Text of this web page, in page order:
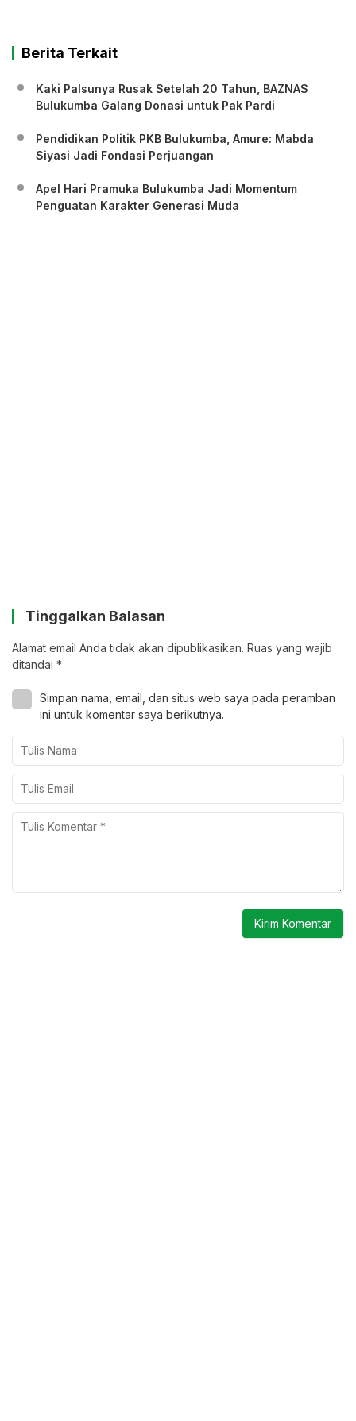
Berita Terkait
Kaki Palsunya Rusak Setelah 20 Tahun, BAZNAS
Bulukumba Galang Donasi untuk Pak Pardi
Pendidikan Politik PKB Bulukumba, Amure: Mabda
Siyasi Jadi Fondasi Perjuangan
Apel Hari Pramuka Bulukumba Jadi Momentum
Penguatan Karakter Generasi Muda
Tinggalkan Balasan
Alamat email Anda tidak akan dipublikasikan. Ruas yang wajib
ditandai *
Simpan nama, email, dan situs web saya pada peramban
ini untuk komentar saya berikutnya.